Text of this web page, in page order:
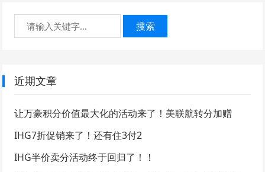
搜索
近期文章
让万豪积分价值最大化的活动来了！美联航转分加赠
IHG7折促销来了！还有住3付2
IHG半价卖分活动终于回归了！！